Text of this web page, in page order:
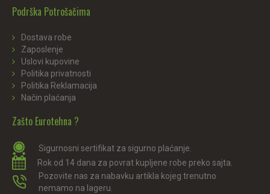
Podrška Potrošačima
Dostava robe
Zaposlenje
Uslovi kupovine
Politika privatnosti
Politika Reklamacija
Način plaćanja
Zašto Eurotehna ?
Sigurnosni sertifikat za sigurno plaćanje.
Rok od 14 dana za povrat kupljene robe preko sajta.
Pozovite nas za nabavku artikla kojeg trenutno
nemamo na lageru.